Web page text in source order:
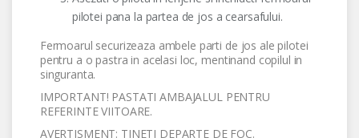
pilotei pana la partea de jos a cearsafului.
Fermoarul securizeaza ambele parti de jos ale pilotei
pentru a o pastra in acelasi loc, mentinand copilul in
singuranta.
IMPORTANT! PASTATI AMBAJALUL PENTRU
REFERINTE VIITOARE.
AVERTISMENT: TINETI DEPARTE DE FOC.